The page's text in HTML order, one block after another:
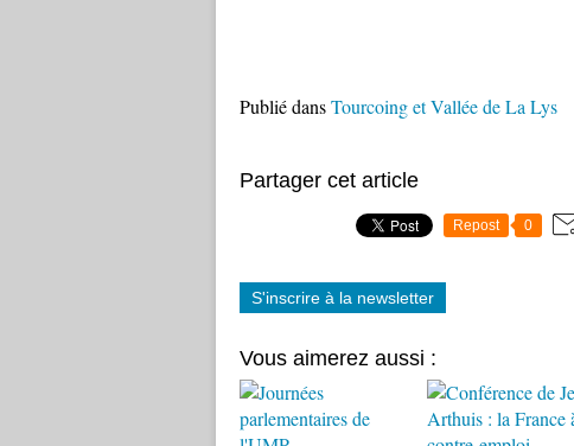
Publié dansTourcoing et Vallée de La Lys
Partager cet article
Repost 0
S'inscrire à la newsletter
Vous aimerez aussi :